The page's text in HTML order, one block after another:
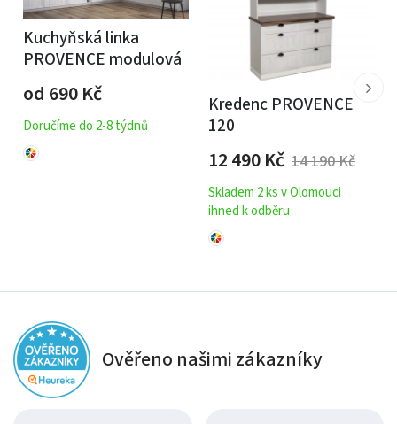
Kuchyňská linka
PROVENCE modulová
od 690Kč
Doručíme do 2-8 týdnů
Kredenc PROVENCE
120
12 490Kč 14 190Kč
Skladem 2 ks v Olomouci
ihned k odběru
Ověřeno našimi zákazníky